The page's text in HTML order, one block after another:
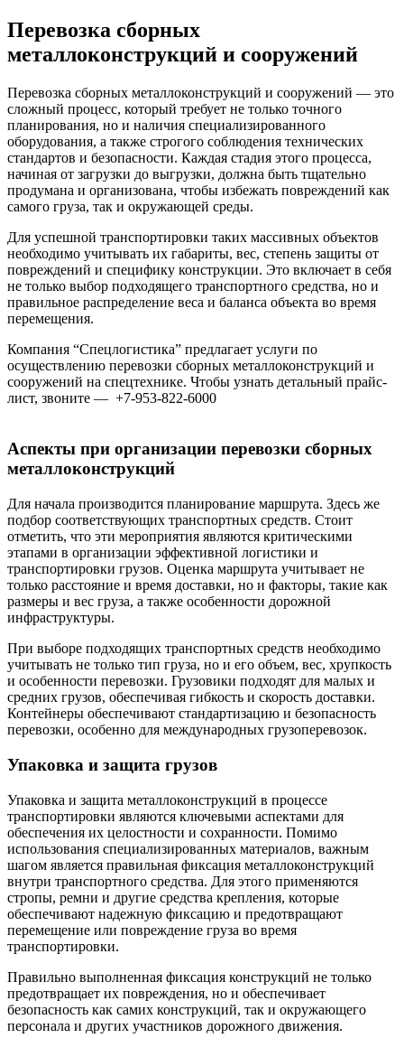
Перевозка сборных
металлоконструкций и сооружений
Перевозка сборных металлоконструкций и сооружений — это
сложный процесс, который требует не только точного
планирования, но и наличия специализированного
оборудования, а также строгого соблюдения технических
стандартов и безопасности. Каждая стадия этого процесса,
начиная от загрузки до выгрузки, должна быть тщательно
продумана и организована, чтобы избежать повреждений как
самого груза, так и окружающей среды.
Для успешной транспортировки таких массивных объектов
необходимо учитывать их габариты, вес, степень защиты от
повреждений и специфику конструкции. Это включает в себя
не только выбор подходящего транспортного средства, но и
правильное распределение веса и баланса объекта во время
перемещения.
Компания “Спецлогистика” предлагает услуги по
осуществлению перевозки сборных металлоконструкций и
сооружений на спецтехнике. Чтобы узнать детальный прайс-
лист, звоните — +7-953-822-6000
Аспекты при организации перевозки сборных
металлоконструкций
Для начала производится планирование маршрута. Здесь же
подбор соответствующих транспортных средств. Стоит
отметить, что эти мероприятия являются критическими
этапами в организации эффективной логистики и
транспортировки грузов. Оценка маршрута учитывает не
только расстояние и время доставки, но и факторы, такие как
размеры и вес груза, а также особенности дорожной
инфраструктуры.
При выборе подходящих транспортных средств необходимо
учитывать не только тип груза, но и его объем, вес, хрупкость
и особенности перевозки. Грузовики подходят для малых и
средних грузов, обеспечивая гибкость и скорость доставки.
Контейнеры обеспечивают стандартизацию и безопасность
перевозки, особенно для международных грузоперевозок.
Упаковка и защита грузов
Упаковка и защита металлоконструкций в процессе
транспортировки являются ключевыми аспектами для
обеспечения их целостности и сохранности. Помимо
использования специализированных материалов, важным
шагом является правильная фиксация металлоконструкций
внутри транспортного средства. Для этого применяются
стропы, ремни и другие средства крепления, которые
обеспечивают надежную фиксацию и предотвращают
перемещение или повреждение груза во время
транспортировки.
Правильно выполненная фиксация конструкций не только
предотвращает их повреждения, но и обеспечивает
безопасность как самих конструкций, так и окружающего
персонала и других участников дорожного движения.